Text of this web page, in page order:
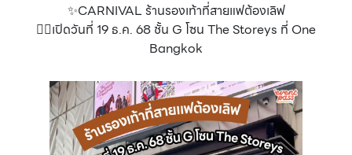
✨CARNIVAL ร้านรองเท้าที่สายแฟต้องเลิฟ
👉🏻เปิดวันที่ 19 ธ.ค. 68 ชั้น G โซน The Storeys ที่ One
Bangkok